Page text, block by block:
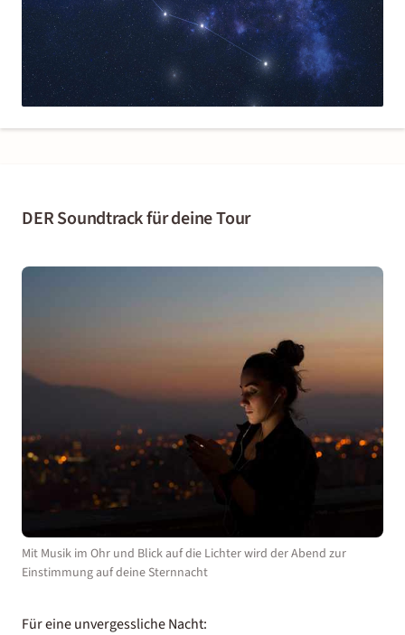
DER Soundtrack für deine Tour
Mit Musik im Ohr und Blick auf die Lichter wird der Abend zur
Einstimmung auf deine Sternnacht
Für eine unvergessliche Nacht: